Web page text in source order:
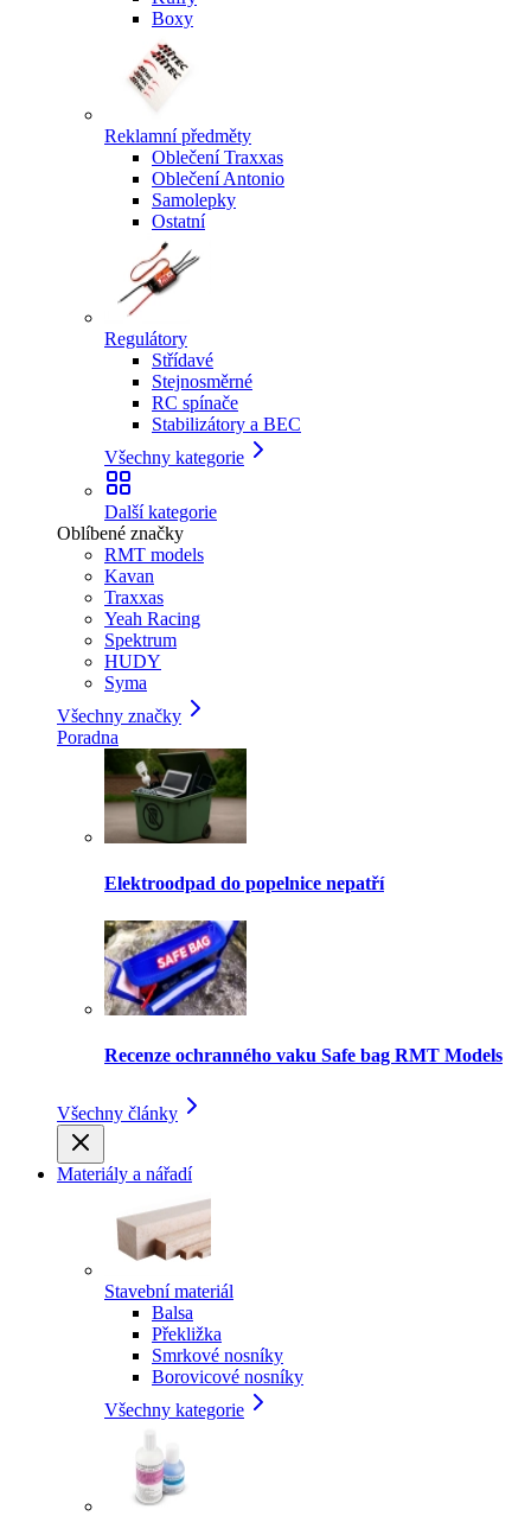
Boxy
Reklamní předměty
Oblečení Traxxas
Oblečení Antonio
Samolepky
Ostatní
Regulátory
Střídavé
Stejnosměrné
RC spínače
Stabilizátory a BEC
Všechny kategorie
Další kategorie
Oblíbené značky
RMT models
Kavan
Traxxas
Yeah Racing
Spektrum
HUDY
Syma
Všechny značky
Poradna
Elektroodpad do popelnice nepatří
Recenze ochranného vaku Safe bag RMT Models
Všechny články
Materiály a nářadí
Stavební materiál
Balsa
Překližka
Smrkové nosníky
Borovicové nosníky
Všechny kategorie